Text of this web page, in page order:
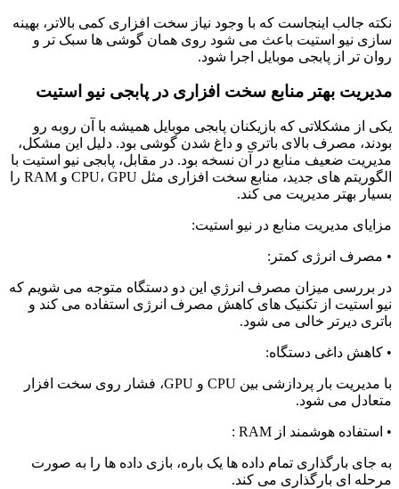
نکته جالب اینجاست که با وجود نیاز سخت افزاری کمی بالاتر، بهینه
سازی نیو استیت باعث می شود روی همان گوشی ها سبک تر و
روان تر از پابجی موبایل اجرا شود.
مدیریت بهتر منابع سخت افزاری در پابجی نیو استیت
یکی از مشکلاتی که بازیکنان پابجی موبایل همیشه با آن روبه رو
بودند، مصرف بالای باتری و داغ شدن گوشی بود. دلیل این مشکل،
مدیریت ضعیف منابع در آن نسخه بود. در مقابل، پابجی نیو استیت با
الگوریتم های جدید، منابع سخت افزاری مثل
، GPU و
را
بسیار بهتر مدیریت می کند.
مزایای مدیریت منابع در نیو استیت:
• مصرف انرژی کمتر :
در بررسی میزان مصرف انرژي این دو دستگاه متوجه می شویم که
نیو استیت از تکنیک های کاهش مصرف انرژی استفاده می کند و
باتری دیرتر خالی می شود.
• کاهش داغی دستگاه:
با مدیریت بار پردازشی بین و
، فشار روی سخت افزار
متعادل می شود.
• استفاده هوشمند از :
به جای بارگذاری تمام داده ها یک باره، بازی داده ها را به صورت
مرحله ای بارگذاری می کند.